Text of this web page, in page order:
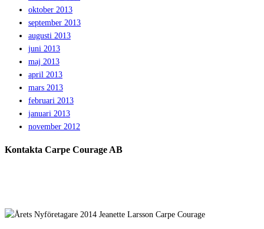
oktober 2013
september 2013
augusti 2013
juni 2013
maj 2013
april 2013
mars 2013
februari 2013
januari 2013
november 2012
Kontakta Carpe Courage AB